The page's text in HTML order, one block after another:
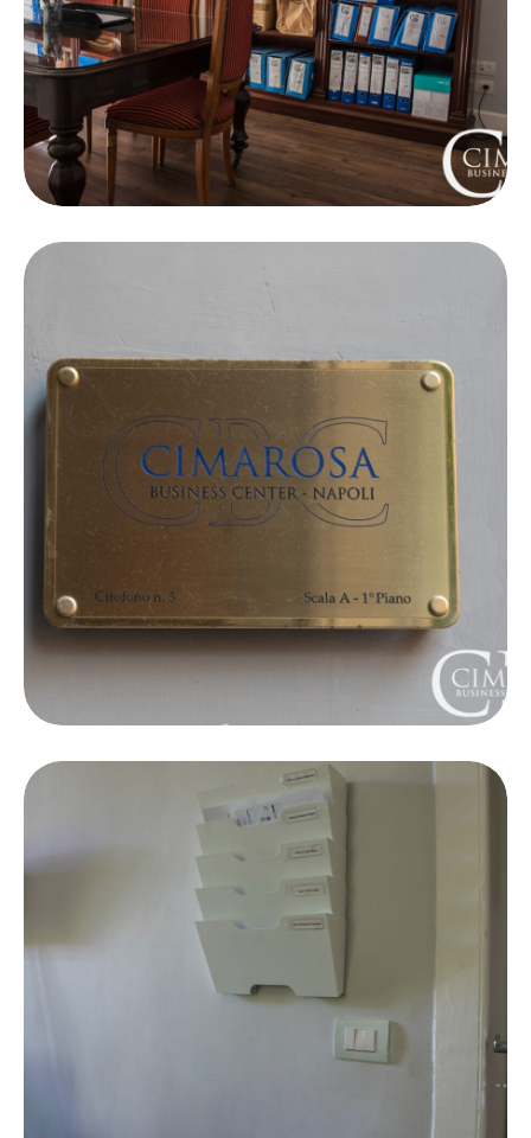
Sale riunioni
Open communication
Domiciliazione
Focus on details